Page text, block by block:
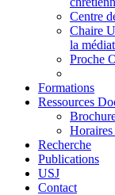
Centre
Chaire
la
Proche
Formations
Ressources
Recherche
Publications
USJ
Contact